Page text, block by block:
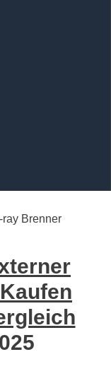
Brenner